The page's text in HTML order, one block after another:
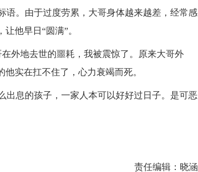
语。由于过度劳累，大哥身体越来越差，经常感
他早日“圆满”。
外地去世的噩耗，我被震惊了。原来大哥外
实在扛不住了，心力衰竭而死。
息的孩子，一家人本可以好好过日子。是可恶
责任编辑：晓涵